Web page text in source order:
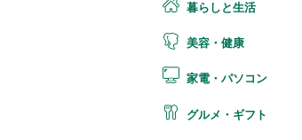
暮らしと生活
美容・健康
家電・パソコン
グルメ・ギフト